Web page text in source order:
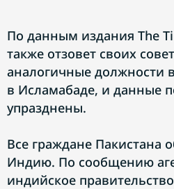
По данным издания The
также отзовет своих
аналогичные должности
в Исламабаде, и данные
упразднены.
Все граждане Пакистана
Индию. По сообщению
индийское